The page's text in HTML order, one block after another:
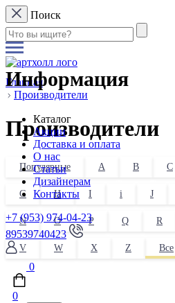
Поиск
Информация
Каталог
Акции
Доставка и оплата
О нас
Статьи
Дизайнерам
Контакты
+7 (953) 974-04-23
89539740423
0
0
Главная
Производители
Производители
Популярные A B C
G H I i J
N O P Q R
V W X Z Все